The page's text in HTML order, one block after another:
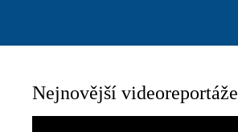
Nejnovější videoreportáže